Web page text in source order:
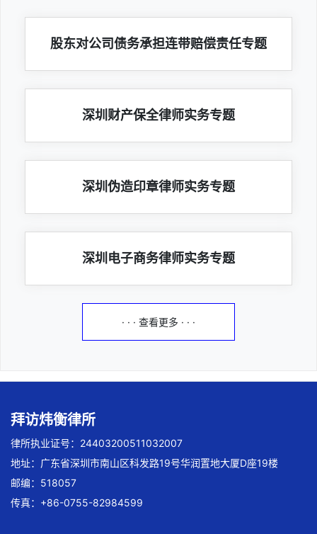
股东对公司债务承担连带赔偿责任专题
深圳财产保全律师实务专题
深圳伪造印章律师实务专题
深圳电子商务律师实务专题
· · · 查看更多 · · ·
拜访炜衡律所
律所执业证号：24403200511032007
地址：广东省深圳市南山区科发路19号华润置地大厦D座19楼
邮编：518057
传真：+86-0755-82984599